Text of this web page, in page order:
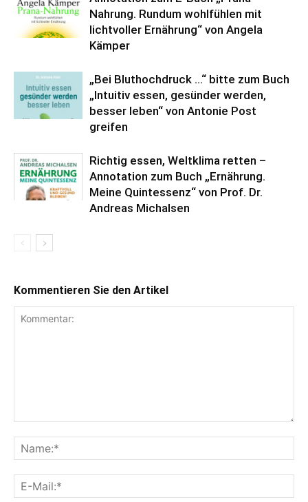
Nahrung. Rundum wohlfühlen mit
lichtvoller Ernährung“ von Angela
Kämper
„Bei Bluthochdruck …“ bitte zum Buch
„Intuitiv essen, gesünder werden,
besser leben“ von Antonie Post
greifen
Richtig essen, Weltklima retten –
Annotation zum Buch „Ernährung.
Meine Quintessenz“ von Prof. Dr.
Andreas Michalsen
Kommentieren Sie den Artikel